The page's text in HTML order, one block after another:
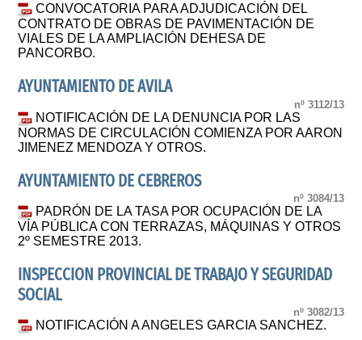
CONVOCATORIA PARA ADJUDICACIÓN DEL
CONTRATO DE OBRAS DE PAVIMENTACIÓN DE
VIALES DE LA AMPLIACIÓN DEHESA DE
PANCORBO.
AYUNTAMIENTO DE AVILA
nº 3112/13
NOTIFICACIÓN DE LA DENUNCIA POR LAS
NORMAS DE CIRCULACIÓN COMIENZA POR AARON
JIMENEZ MENDOZA Y OTROS.
AYUNTAMIENTO DE CEBREROS
nº 3084/13
PADRÓN DE LA TASA POR OCUPACIÓN DE LA
VÍA PÚBLICA CON TERRAZAS, MÁQUINAS Y OTROS
2º SEMESTRE 2013.
INSPECCION PROVINCIAL DE TRABAJO Y SEGURIDAD
SOCIAL
nº 3082/13
NOTIFICACIÓN A ANGELES GARCIA SANCHEZ.